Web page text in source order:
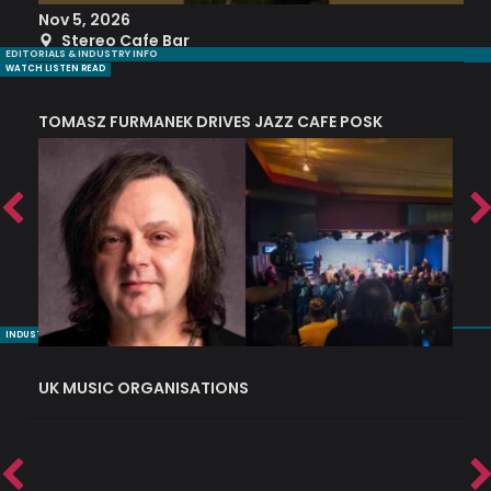
Nov 5, 2026
Stereo Cafe Bar
EDITORIALS & INDUSTRY INFO
WATCH LISTEN READ
TOMASZ FURMANEK DRIVES JAZZ CAFE POSK
INDUSTRY NUGGETS
UK MUSIC ORGANISATIONS